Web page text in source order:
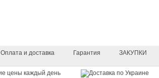
Оплата и доставка Гарантия ЗАКУПКИ